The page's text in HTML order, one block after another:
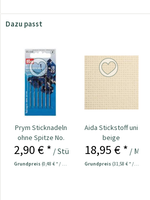
Dazu passt
Prym Sticknadeln
ohne Spitze No.
18-22 Nr. 125559
2,90 € * / Stück
Grundpreis (0,48 € * / 1 Stück)
Aida Stickstoff uni
beige
18,95 € * / Meter
Grundpreis (31,58 € * / 1 m²)